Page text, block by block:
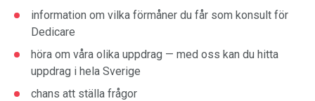
information om vilka förmåner du får som konsult för
Dedicare
höra om våra olika uppdrag — med oss kan du hitta
uppdrag i hela Sverige
chans att ställa frågor